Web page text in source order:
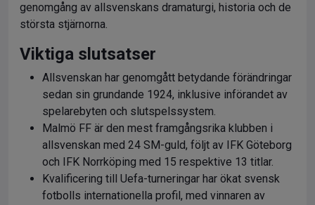
genomgång av allsvenskans dramaturgi, historia och de
största stjärnorna.
Viktiga slutsatser
Allsvenskan har genomgått betydande förändringar
sedan sin grundande 1924, inklusive införandet av
spelarebyten och slutspelssystem.
Malmö FF är den mest framgångsrika klubben i
allsvenskan med 24 SM-guld, följt av IFK Göteborg
och IFK Norrköping med 15 respektive 13 titlar.
Kvalificering till Uefa-turneringar har ökat svensk
fotbolls internationella profil, med vinnaren av